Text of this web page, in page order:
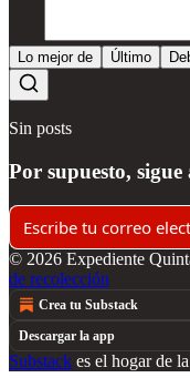
Lo mejor de Último
Sin posts
Por supuesto, sigue
© 2026 Expediente
de recolección
Crea tu Substack
Descargar la app
Substack es el hogar de